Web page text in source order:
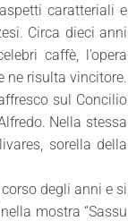
caratteriali e
Circa dieci anni
caffè, l’opera
ne risulta vincitore.
sul Concilio
Nella stessa
sorella della
degli anni e si
mostra “Sassu